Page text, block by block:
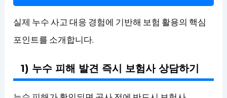
실제 누수 사고 대응 경험에 기반해 보험 활용의 핵심
포인트를 소개합니다.
1) 누수 피해 발견 즉시 보험사 상담하기